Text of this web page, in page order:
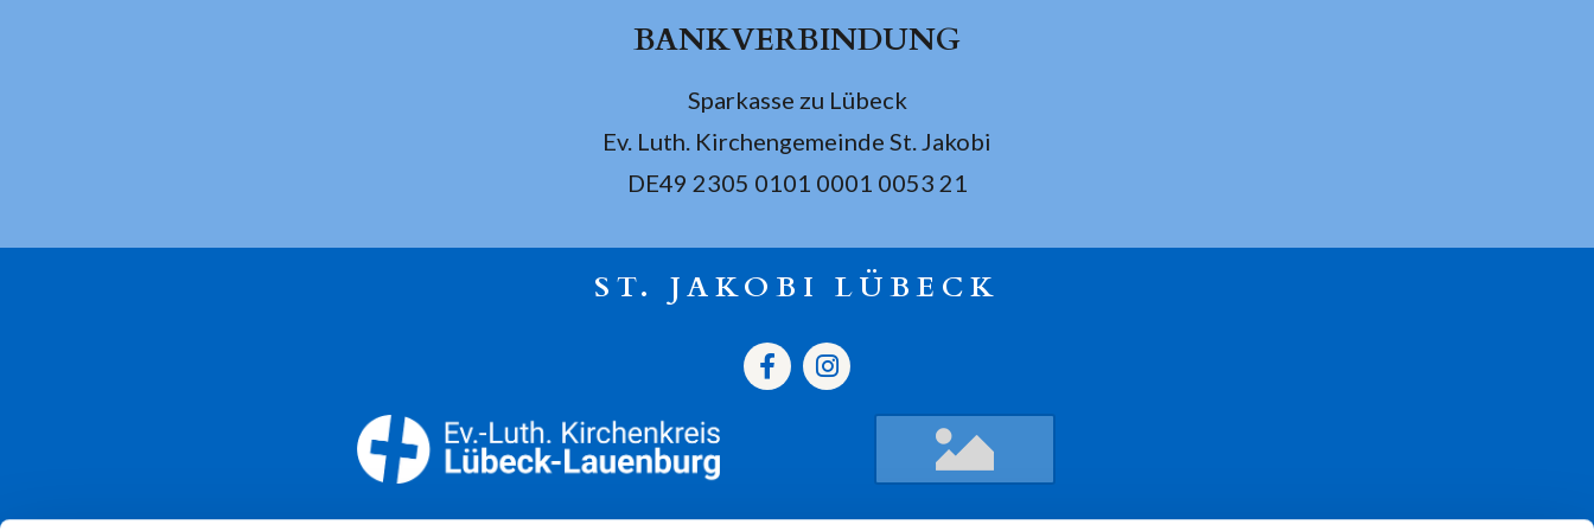
BANKVERBINDUNG
Sparkasse zu Lübeck
Ev. Luth. Kirchengemeinde St. Jakobi
DE49 2305 0101 0001 0053 21
ST. JAKOBI LÜBECK